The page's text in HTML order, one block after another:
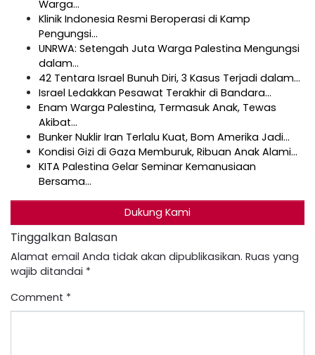
Warga…
Klinik Indonesia Resmi Beroperasi di Kamp
Pengungsi…
UNRWA: Setengah Juta Warga Palestina Mengungsi
dalam…
42 Tentara Israel Bunuh Diri, 3 Kasus Terjadi dalam…
Israel Ledakkan Pesawat Terakhir di Bandara…
Enam Warga Palestina, Termasuk Anak, Tewas
Akibat…
Bunker Nuklir Iran Terlalu Kuat, Bom Amerika Jadi…
Kondisi Gizi di Gaza Memburuk, Ribuan Anak Alami…
KITA Palestina Gelar Seminar Kemanusiaan
Bersama…
Dukung Kami
Tinggalkan Balasan
Alamat email Anda tidak akan dipublikasikan. Ruas yang
wajib ditandai *
Comment *